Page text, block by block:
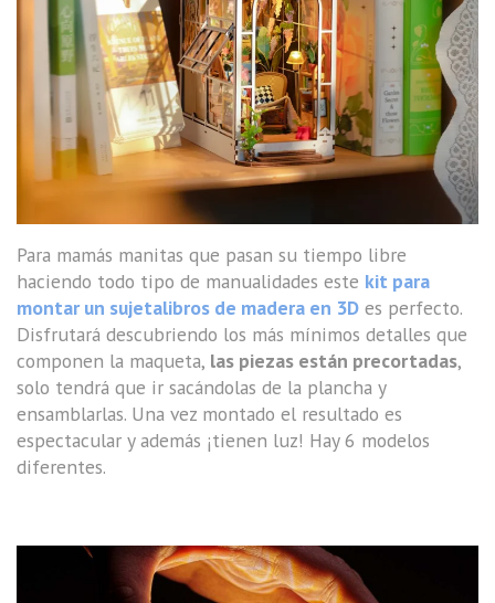
Para mamás manitas que pasan su tiempo libre
haciendo todo tipo de manualidades este kit para
montar un sujetalibros de madera en 3D es perfecto.
Disfrutará descubriendo los más mínimos detalles que
componen la maqueta, las piezas están precortadas,
solo tendrá que ir sacándolas de la plancha y
ensamblarlas. Una vez montado el resultado es
espectacular y además ¡tienen luz! Hay 6 modelos
diferentes.